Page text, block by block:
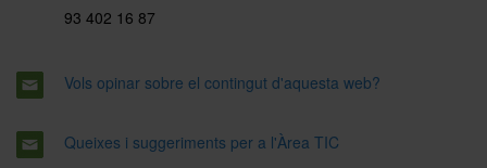
93 402 16 87
Vols opinar sobre el contingut d'aquesta web?
Queixes i suggeriments per a l'Àrea TIC